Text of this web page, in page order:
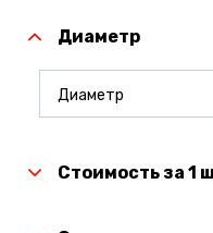
Диаметр
Диаметр
Стоимость за 1